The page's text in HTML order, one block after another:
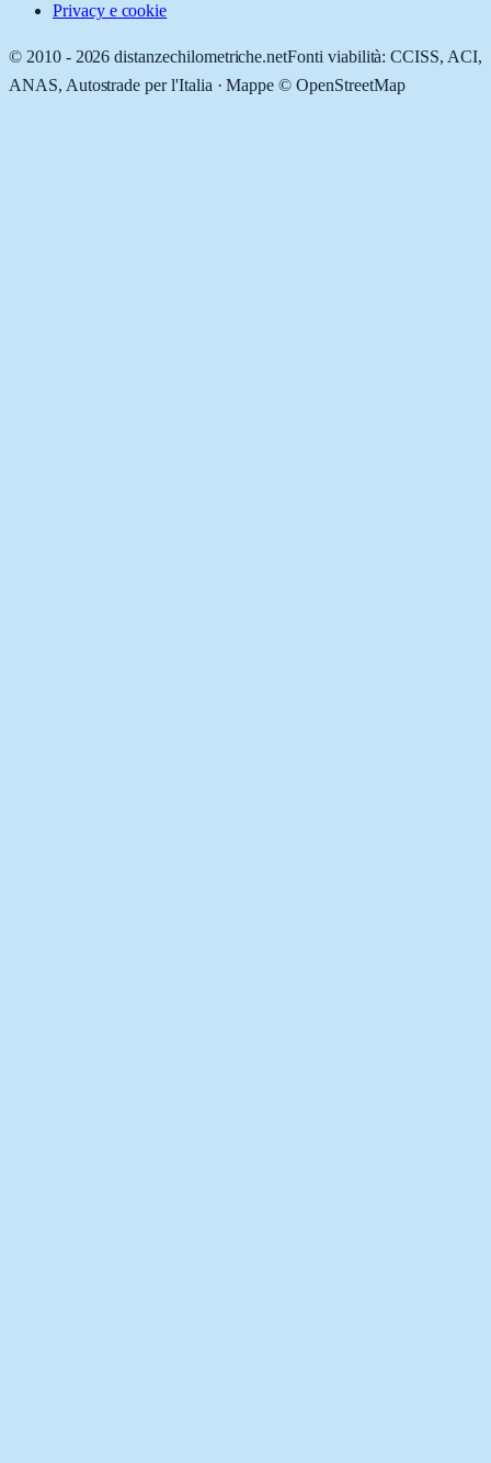
Privacy e cookie
© 2010 - 2026 distanzechilometriche.netFonti viabilità: CCISS, ACI,
ANAS, Autostrade per l'Italia · Mappe © OpenStreetMap